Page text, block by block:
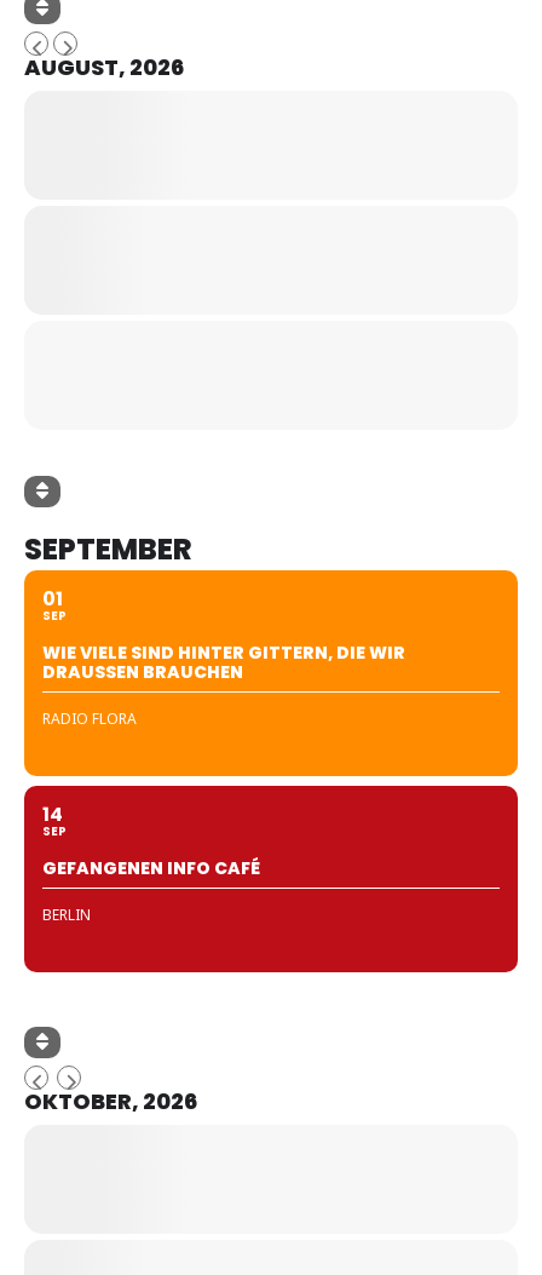
AUGUST, 2026
SEPTEMBER
01
SEP
WIE VIELE SIND HINTER GITTERN, DIE WIR
DRAUSSEN BRAUCHEN
RADIO FLORA
14
SEP
GEFANGENEN INFO CAFÉ
BERLIN
OKTOBER, 2026